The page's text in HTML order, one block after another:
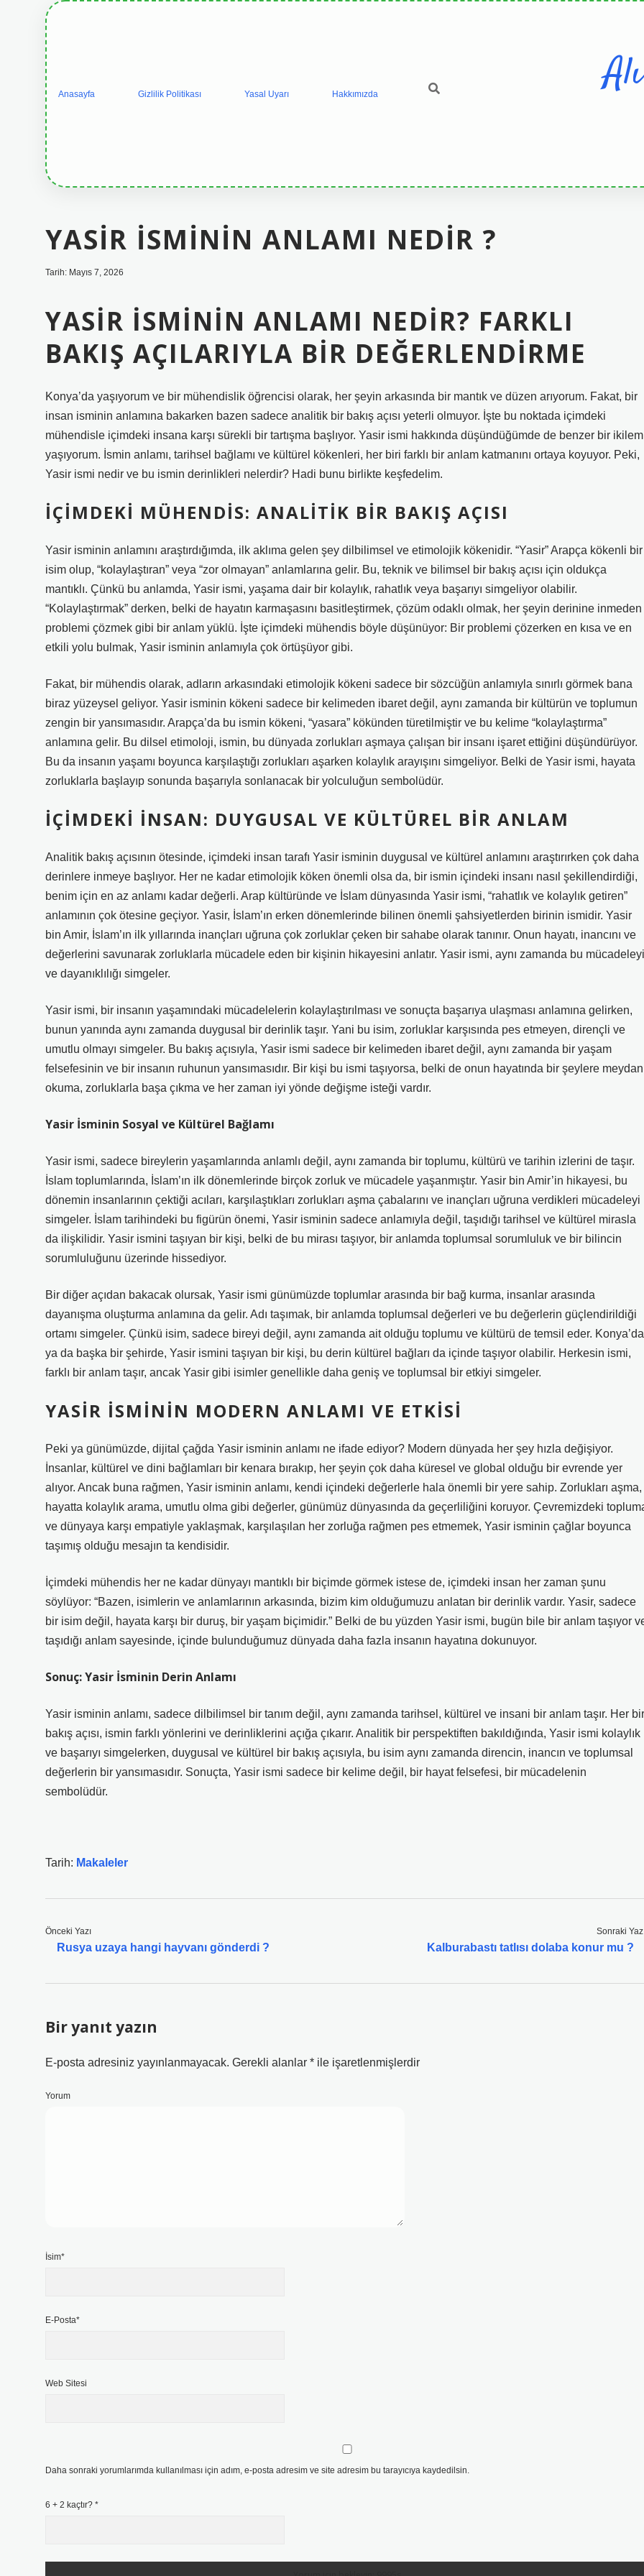
Anasayfa Gizlilik Politikası Yasal Uyarı Hakkımızda
YASIR ISMININ ANLAMI NEDIR ?
Tarih: Mayıs 7, 2026
YASIR İSMININ ANLAMI NEDIR? FARKLI
BAKIŞ AÇILARIYLA BIR DEĞERLENDIRME
Konya’da yaşıyorum ve bir mühendislik öğrencisi olarak, her şeyin arkasında bir mantık ve düzen arıyorum. Fakat, bir
insan isminin anlamına bakarken bazen sadece analitik bir bakış açısı yeterli olmuyor. İşte bu noktada içimdeki
mühendisle içimdeki insana karşı sürekli bir tartışma başlıyor. Yasir ismi hakkında düşündüğümde de benzer bir ikilem
yaşıyorum. İsmin anlamı, tarihsel bağlamı ve kültürel kökenleri, her biri farklı bir anlam katmanını ortaya koyuyor. Peki,
Yasir ismi nedir ve bu ismin derinlikleri nelerdir? Hadi bunu birlikte keşfedelim.
İÇIMDEKI MÜHENDIS: ANALITIK BIR BAKIŞ AÇISI
Yasir isminin anlamını araştırdığımda, ilk aklıma gelen şey dilbilimsel ve etimolojik kökenidir. “Yasir” Arapça kökenli bir
isim olup, “kolaylaştıran” veya “zor olmayan” anlamlarına gelir. Bu, teknik ve bilimsel bir bakış açısı için oldukça
mantıklı. Çünkü bu anlamda, Yasir ismi, yaşama dair bir kolaylık, rahatlık veya başarıyı simgeliyor olabilir.
“Kolaylaştırmak” derken, belki de hayatın karmaşasını basitleştirmek, çözüm odaklı olmak, her şeyin derinine inmeden
problemi çözmek gibi bir anlam yüklü. İşte içimdeki mühendis böyle düşünüyor: Bir problemi çözerken en kısa ve en
etkili yolu bulmak, Yasir isminin anlamıyla çok örtüşüyor gibi.
Fakat, bir mühendis olarak, adların arkasındaki etimolojik kökeni sadece bir sözcüğün anlamıyla sınırlı görmek bana
biraz yüzeysel geliyor. Yasir isminin kökeni sadece bir kelimeden ibaret değil, aynı zamanda bir kültürün ve toplumun
zengin bir yansımasıdır. Arapça’da bu ismin kökeni, “yasara” kökünden türetilmiştir ve bu kelime “kolaylaştırma”
anlamına gelir. Bu dilsel etimoloji, ismin, bu dünyada zorlukları aşmaya çalışan bir insanı işaret ettiğini düşündürüyor.
Bu da insanın yaşamı boyunca karşılaştığı zorlukları aşarken kolaylık arayışını simgeliyor. Belki de Yasir ismi, hayata
zorluklarla başlayıp sonunda başarıyla sonlanacak bir yolculuğun sembolüdür.
İÇIMDEKI İNSAN: DUYGUSAL VE KÜLTÜREL BIR ANLAM
Analitik bakış açısının ötesinde, içimdeki insan tarafı Yasir isminin duygusal ve kültürel anlamını araştırırken çok daha
derinlere inmeye başlıyor. Her ne kadar etimolojik köken önemli olsa da, bir ismin içindeki insanı nasıl şekillendirdiği,
benim için en az anlamı kadar değerli. Arap kültüründe ve İslam dünyasında Yasir ismi, “rahatlık ve kolaylık getiren”
anlamının çok ötesine geçiyor. Yasir, İslam’ın erken dönemlerinde bilinen önemli şahsiyetlerden birinin ismidir. Yasir
bin Amir, İslam’ın ilk yıllarında inançları uğruna çok zorluklar çeken bir sahabe olarak tanınır. Onun hayatı, inancını ve
değerlerini savunarak zorluklarla mücadele eden bir kişinin hikayesini anlatır. Yasir ismi, aynı zamanda bu mücadeleyi
ve dayanıklılığı simgeler.
Yasir ismi, bir insanın yaşamındaki mücadelelerin kolaylaştırılması ve sonuçta başarıya ulaşması anlamına gelirken,
bunun yanında aynı zamanda duygusal bir derinlik taşır. Yani bu isim, zorluklar karşısında pes etmeyen, dirençli ve
umutlu olmayı simgeler. Bu bakış açısıyla, Yasir ismi sadece bir kelimeden ibaret değil, aynı zamanda bir yaşam
felsefesinin ve bir insanın ruhunun yansımasıdır. Bir kişi bu ismi taşıyorsa, belki de onun hayatında bir şeylere meydan
okuma, zorluklarla başa çıkma ve her zaman iyi yönde değişme isteği vardır.
Yasir İsminin Sosyal ve Kültürel Bağlamı
Yasir ismi, sadece bireylerin yaşamlarında anlamlı değil, aynı zamanda bir toplumu, kültürü ve tarihin izlerini de taşır.
İslam toplumlarında, İslam’ın ilk dönemlerinde birçok zorluk ve mücadele yaşanmıştır. Yasir bin Amir’in hikayesi, bu
dönemin insanlarının çektiği acıları, karşılaştıkları zorlukları aşma çabalarını ve inançları uğruna verdikleri mücadeleyi
simgeler. İslam tarihindeki bu figürün önemi, Yasir isminin sadece anlamıyla değil, taşıdığı tarihsel ve kültürel mirasla
da ilişkilidir. Yasir ismini taşıyan bir kişi, belki de bu mirası taşıyor, bir anlamda toplumsal sorumluluk ve bir bilincin
sorumluluğunu üzerinde hissediyor.
Bir diğer açıdan bakacak olursak, Yasir ismi günümüzde toplumlar arasında bir bağ kurma, insanlar arasında
dayanışma oluşturma anlamına da gelir. Adı taşımak, bir anlamda toplumsal değerleri ve bu değerlerin güçlendirildiği
ortamı simgeler. Çünkü isim, sadece bireyi değil, aynı zamanda ait olduğu toplumu ve kültürü de temsil eder. Konya’da
ya da başka bir şehirde, Yasir ismini taşıyan bir kişi, bu derin kültürel bağları da içinde taşıyor olabilir. Herkesin ismi,
farklı bir anlam taşır, ancak Yasir gibi isimler genellikle daha geniş ve toplumsal bir etkiyi simgeler.
YASIR İSMININ MODERN ANLAMI VE ETKISI
Peki ya günümüzde, dijital çağda Yasir isminin anlamı ne ifade ediyor? Modern dünyada her şey hızla değişiyor.
İnsanlar, kültürel ve dini bağlamları bir kenara bırakıp, her şeyin çok daha küresel ve global olduğu bir evrende yer
alıyor. Ancak buna rağmen, Yasir isminin anlamı, kendi içindeki değerlerle hala önemli bir yere sahip. Zorlukları aşma,
hayatta kolaylık arama, umutlu olma gibi değerler, günümüz dünyasında da geçerliliğini koruyor. Çevremizdeki
ve dünyaya karşı empatiyle yaklaşmak, karşılaşılan her zorluğa rağmen pes etmemek, Yasir isminin çağlar boyunca
taşımış olduğu mesajın ta kendisidir.
İçimdeki mühendis her ne kadar dünyayı mantıklı bir biçimde görmek istese de, içimdeki insan her zaman şunu
söylüyor: “Bazen, isimlerin ve anlamlarının arkasında, bizim kim olduğumuzu anlatan bir derinlik vardır. Yasir, sadece
bir isim değil, hayata karşı bir duruş, bir yaşam biçimidir.” Belki de bu yüzden Yasir ismi, bugün bile bir anlam taşıyor
taşıdığı anlam sayesinde, içinde bulunduğumuz dünyada daha fazla insanın hayatına dokunuyor.
Sonuç: Yasir İsminin Derin Anlamı
Yasir isminin anlamı, sadece dilbilimsel bir tanım değil, aynı zamanda tarihsel, kültürel ve insani bir anlam taşır. Her bir
bakış açısı, ismin farklı yönlerini ve derinliklerini açığa çıkarır. Analitik bir perspektiften bakıldığında, Yasir ismi kolaylık
ve başarıyı simgelerken, duygusal ve kültürel bir bakış açısıyla, bu isim aynı zamanda direncin, inancın ve toplumsal
değerlerin bir yansımasıdır. Sonuçta, Yasir ismi sadece bir kelime değil, bir hayat felsefesi, bir mücadelenin
sembolüdür.
Tarih: Makaleler
Önceki Yazı
Rusya uzaya hangi hayvanı gönderdi ?
Sonraki
Kalburabastı tatlısı dolaba konur mu ?
Bir yanıt yazın
E-posta adresiniz yayınlanmayacak. Gerekli alanlar * ile işaretlenmişlerdir
Yorum
İsim*
E-Posta*
Web Sitesi
Daha sonraki yorumlarımda kullanılması için adım, e-posta adresim ve site adresim bu tarayıcıya kaydedilsin.
6 + 2 kaçtır? *